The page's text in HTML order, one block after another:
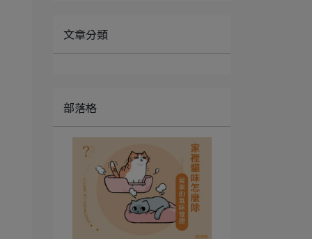
文章分類
部落格